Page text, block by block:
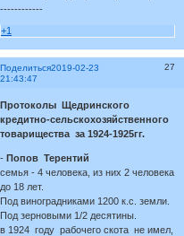
------------
+1
Поделиться 27
2019-02-23
21:43:47
Протоколы Щедринского
кредитно-сельскохозяйственного
товарищества за 1924-1925гг.
-Попов Терентий
семья - 4 человека, из них 2 человека
до 18 лет.
Под виноградниками 1200 к.с. земли.
Под зерновыми 1/2 десятины.
в 1924 году рабочего скота не имел,